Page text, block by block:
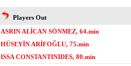
Players Out
ASRIN ALİCAN SÖNMEZ, 64.min
HÜSEYİN ARİFOĞLU, 75.min
ISSA CONSTANTINIDES, 80.min